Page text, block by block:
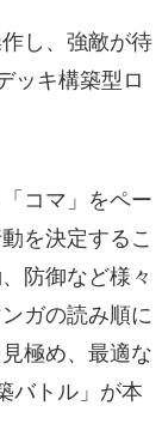
し、強敵が待
ッキ構築型ロ
コマ」をペー
を決定するこ
防御など様々
ガの読み順に
極め、最適な
バトル」が本